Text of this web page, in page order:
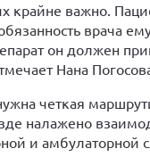
крайне важно.
врача
он должен
Нана
четкая
налажено
и амбулаторной